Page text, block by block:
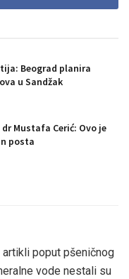
Beograd planira
u Sandžak
Mustafa Cerić: Ovo je
posta
artikli poput pšeničnog
vode nestali su